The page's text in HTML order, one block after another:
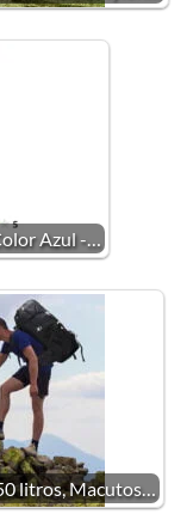
Azul -…
litros, Macutos…